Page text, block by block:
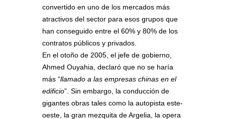
convertido en uno de los mercados más
atractivos del sector para esos grupos que
han conseguido entre el 60% y 80% de los
contratos públicos y privados.
En el otoño de 2005, el jefe de gobierno,
Ahmed Ouyahia, declaró que no se haría
más “llamado a las empresas chinas en el
edificio”. Sin embargo, la conducción de
gigantes obras tales como la autopista este-
oeste, la gran mezquita de Argelia, la opera